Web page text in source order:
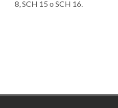
8, SCH 15 o SCH 16.